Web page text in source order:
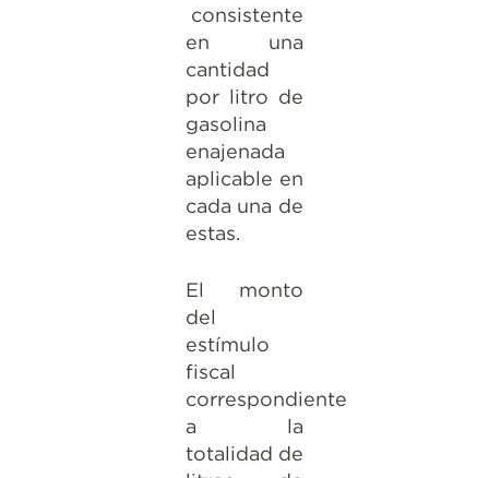
consistente
en una
cantidad
por litro de
gasolina
enajenada
aplicable en
cada una de
estas.
El monto
del
estímulo
fiscal
correspondiente
a la
totalidad de